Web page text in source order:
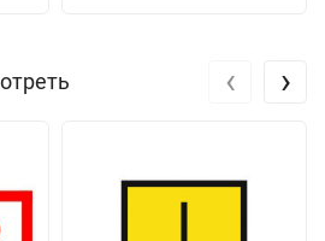
‹ ›